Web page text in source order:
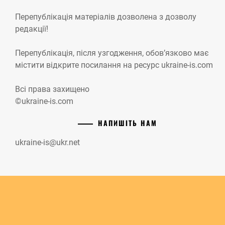
Перепублікація матеріалів дозволена з дозволу
редакції!
Перепублікація, після узгодження, обов’язково має
містити відкрите посилання на ресурс ukraine-is.com
Всі права захищено
©ukraine-is.com
НАПИШІТЬ НАМ
ukraine-is@ukr.net